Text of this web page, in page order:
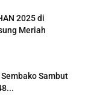
2025 di
Meriah
Sambut